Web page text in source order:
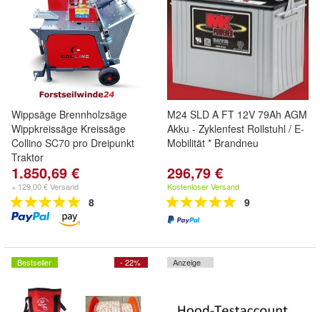
Wippsäge Brennholzsäge
Wippkreissäge Kreissäge
Collino SC70 pro Dreipunkt
Traktor
1.850,69 €
+ 129,00 € Versand
8
M24 SLD A FT 12V 79Ah AGM
Akku - Zyklenfest Rollstuhl / E-
Mobilität * Brandneu
296,79 €
Kostenloser Versand
9
- 22%
Bestseller Anzeige